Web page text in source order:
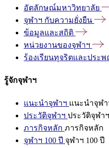
อัตลักษณ์มหาวิทยาลัย
จุฬาฯ กับความยั่งยืน
ข้อมูลและสถิติ
หน่วยงานของจุฬาฯ
ร้องเรียนทุจริตและประ
รู้จักจุฬาฯ
แนะนำจุฬาฯ แนะนำจุฬา
ประวัติจุฬาฯ ประวัติจุฬาฯ
ภารกิจหลัก ภารกิจหลัก
จุฬาฯ 100 ปี จุฬาฯ 100 ปี